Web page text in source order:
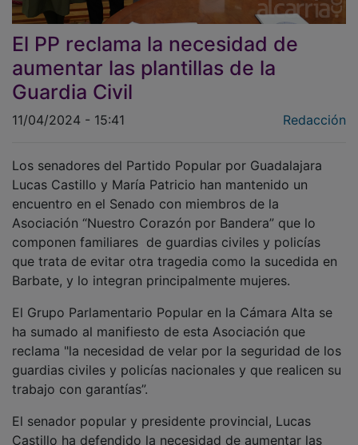
El PP reclama la necesidad de
aumentar las plantillas de la
Guardia Civil
Lucas Castillo y María Patricio han mantenido un
encuentro en el Senado con miembros de la
Asociación “Nuestro Corazón por Bandera” que lo
componen familiares de guardias civiles y policías
que trata de evitar otra tragedia como la sucedida en
Barbate, y lo integran principalmente mujeres.
ha sumado al manifiesto de esta Asociación que
reclama "la necesidad de velar por la seguridad de los
guardias civiles y policías nacionales y que realicen su
trabajo con garantías”.
Castillo ha defendido la necesidad de aumentar las